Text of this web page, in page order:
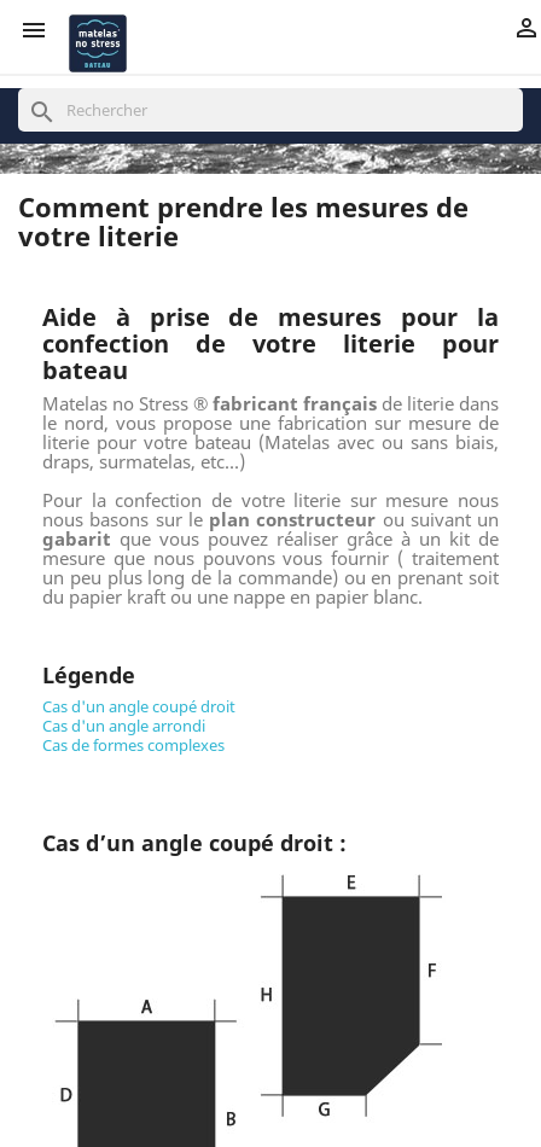
 
search
Comment prendre les mesures de
votre literie
Aide à prise de mesures pour la
confection de votre literie pour
bateau
Matelas no Stress ® fabricant français de literie dans
le nord, vous propose une fabrication sur mesure de
literie pour votre bateau (Matelas avec ou sans biais,
draps, surmatelas, etc...)
Pour la confection de votre literie sur mesure nous
nous basons sur le plan constructeur ou suivant un
gabarit que vous pouvez réaliser grâce à un kit de
mesure que nous pouvons vous fournir ( traitement
un peu plus long de la commande) ou en prenant soit
du papier kraft ou une nappe en papier blanc.
Légende
Cas d'un angle coupé droit
Cas d'un angle arrondi
Cas de formes complexes
Cas d’un angle coupé droit :